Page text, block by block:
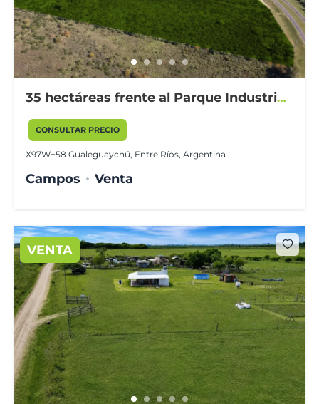
35 hectáreas frente al Parque Industrial
Gualeguaychú
CONSULTAR PRECIO
X97W+58 Gualeguaychú, Entre Ríos, Argentina
Campos Venta
VENTA